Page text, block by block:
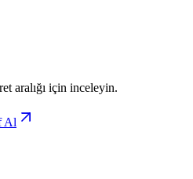
aralığı için inceleyin.
Al